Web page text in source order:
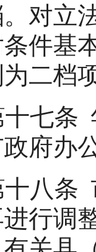
对立
件基
二档
七条
府办
八条
行调